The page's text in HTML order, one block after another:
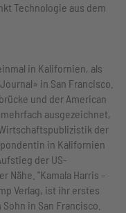
Technologie aus dem
in Kalifornien, als
in San Francisco.
und der American
ausgezeichnet,
der
in Kalifornien
der US-
Nähe. "Kamala Harris –
Verlag, ist ihr erstes
in San Francisco.